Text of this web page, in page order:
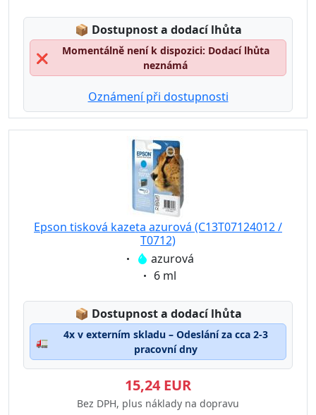
📦 Lagerstatus:
Dostupnost a dodací lhůta
❌
Momentálně není k dispozici: Dodací lhůta
neznámá
Oznámení při dostupnosti
Epson tisková kazeta azurová (C13T07124012 /
T0712)
Eigenschaft:
azurová
Eigenschaft:
6 ml
📦 Lagerstatus:
Dostupnost a dodací lhůta
🚛
4x v externím skladu – Odeslání za cca 2-3
pracovní dny
15,24 EUR
Bez DPH, plus náklady na dopravu